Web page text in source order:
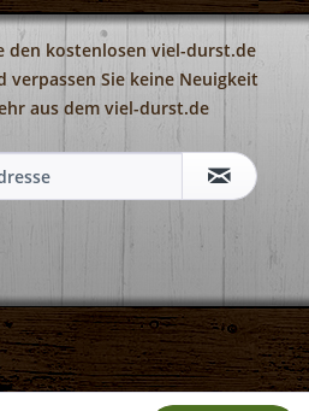
den kostenlosen viel-durst.de
verpassen Sie keine Neuigkeit
aus dem viel-durst.de